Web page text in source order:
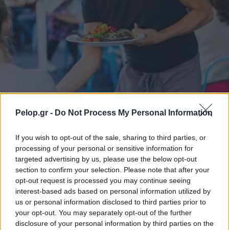
Pelop.gr - Do Not Process My Personal Information
If you wish to opt-out of the sale, sharing to third parties, or
processing of your personal or sensitive information for
targeted advertising by us, please use the below opt-out
section to confirm your selection. Please note that after your
opt-out request is processed you may continue seeing
interest-based ads based on personal information utilized by
us or personal information disclosed to third parties prior to
your opt-out. You may separately opt-out of the further
disclosure of your personal information by third parties on the
μεροκάματο το Σάββατο